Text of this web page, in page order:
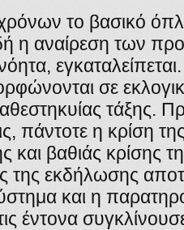
το βασικό
η αναίρεση των
σε
τάξης.
πάντοτε η κρίση της
και βαθιάς κρίσης
της εκδήλωσης
και η
έντονα